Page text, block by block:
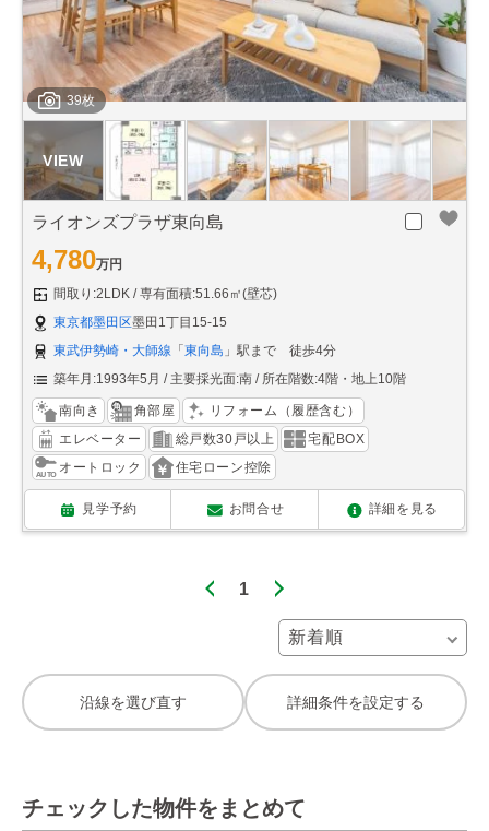
39枚
ライオンズプラザ東向島
4,780万円
間取り:2LDK
専有面積:51.66㎡(壁芯)
東京都墨田区墨田1丁目15-15
東武伊勢崎・大師線 「 東向島 」駅まで 徒歩4分
築年月:1993年5月
主要採光面:南 所在階数:4階・地上10階
南向き 角部屋
リフォーム（履歴含む）
エレベーター
総戸数30戸以上
宅配BOX
オートロック
住宅ローン控除
見学予約 お問合せ 詳細を見る
1
沿線を選び直す 詳細条件を設定する
チェックした物件をまとめて